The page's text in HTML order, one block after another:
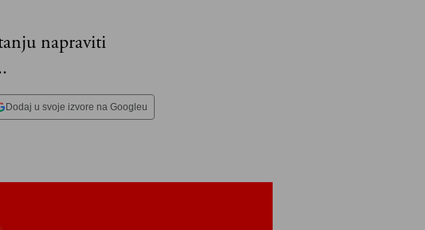
napraviti
Dodaj u svoje izvore na Googleu